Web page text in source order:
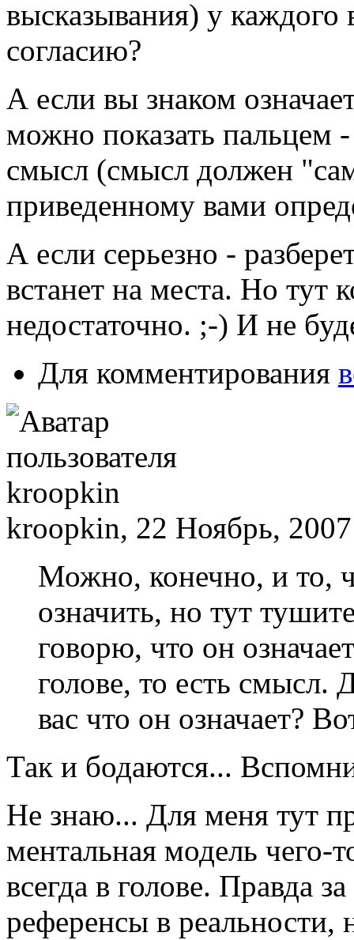
высказывания) у каждого
согласию?
А если вы знаком
можно показать пальцем
смысл (смысл должен
приведенному вами
А если серьезно -
встанет на места. Но тут
недостаточно. ;-) И не
Для комментирования
kroopkin, 22 Ноябрь,
Можно, конечно, и то,
означить, но тут
говорю, что он
голове, то есть смысл.
вас что он означает?
Так и бодаются...
Не знаю... Для меня тут
ментальная модель
всегда в голове. Правда
референсы в реальности,